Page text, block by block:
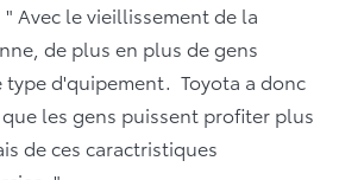
Avec le vieillissement de la
de plus en plus de gens
type d'quipement. Toyota a donc
les gens puissent profiter plus
de ces caractristiques